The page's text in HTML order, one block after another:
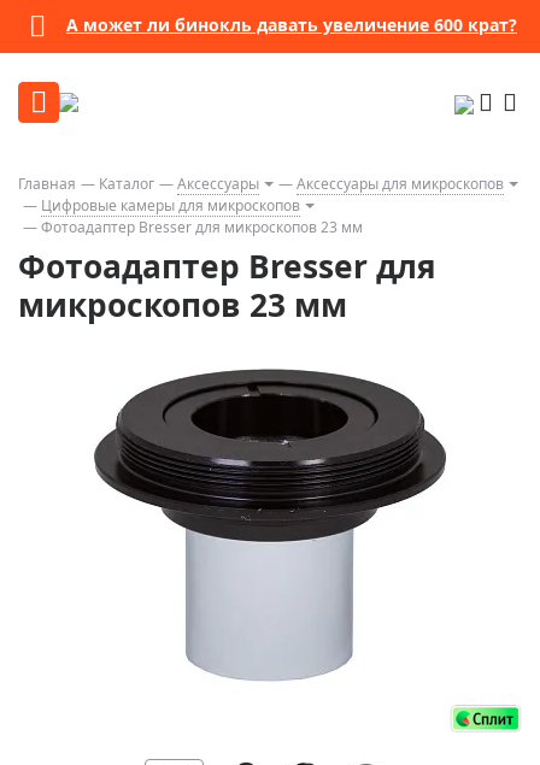
А может ли бинокль давать увеличение 600 крат?
Главная Каталог Аксессуары
Аксессуары для микроскопов
Цифровые камеры для микроскопов
Фотоадаптер Bresser для микроскопов 23 мм
Фотоадаптер Bresser для
микроскопов 23 мм